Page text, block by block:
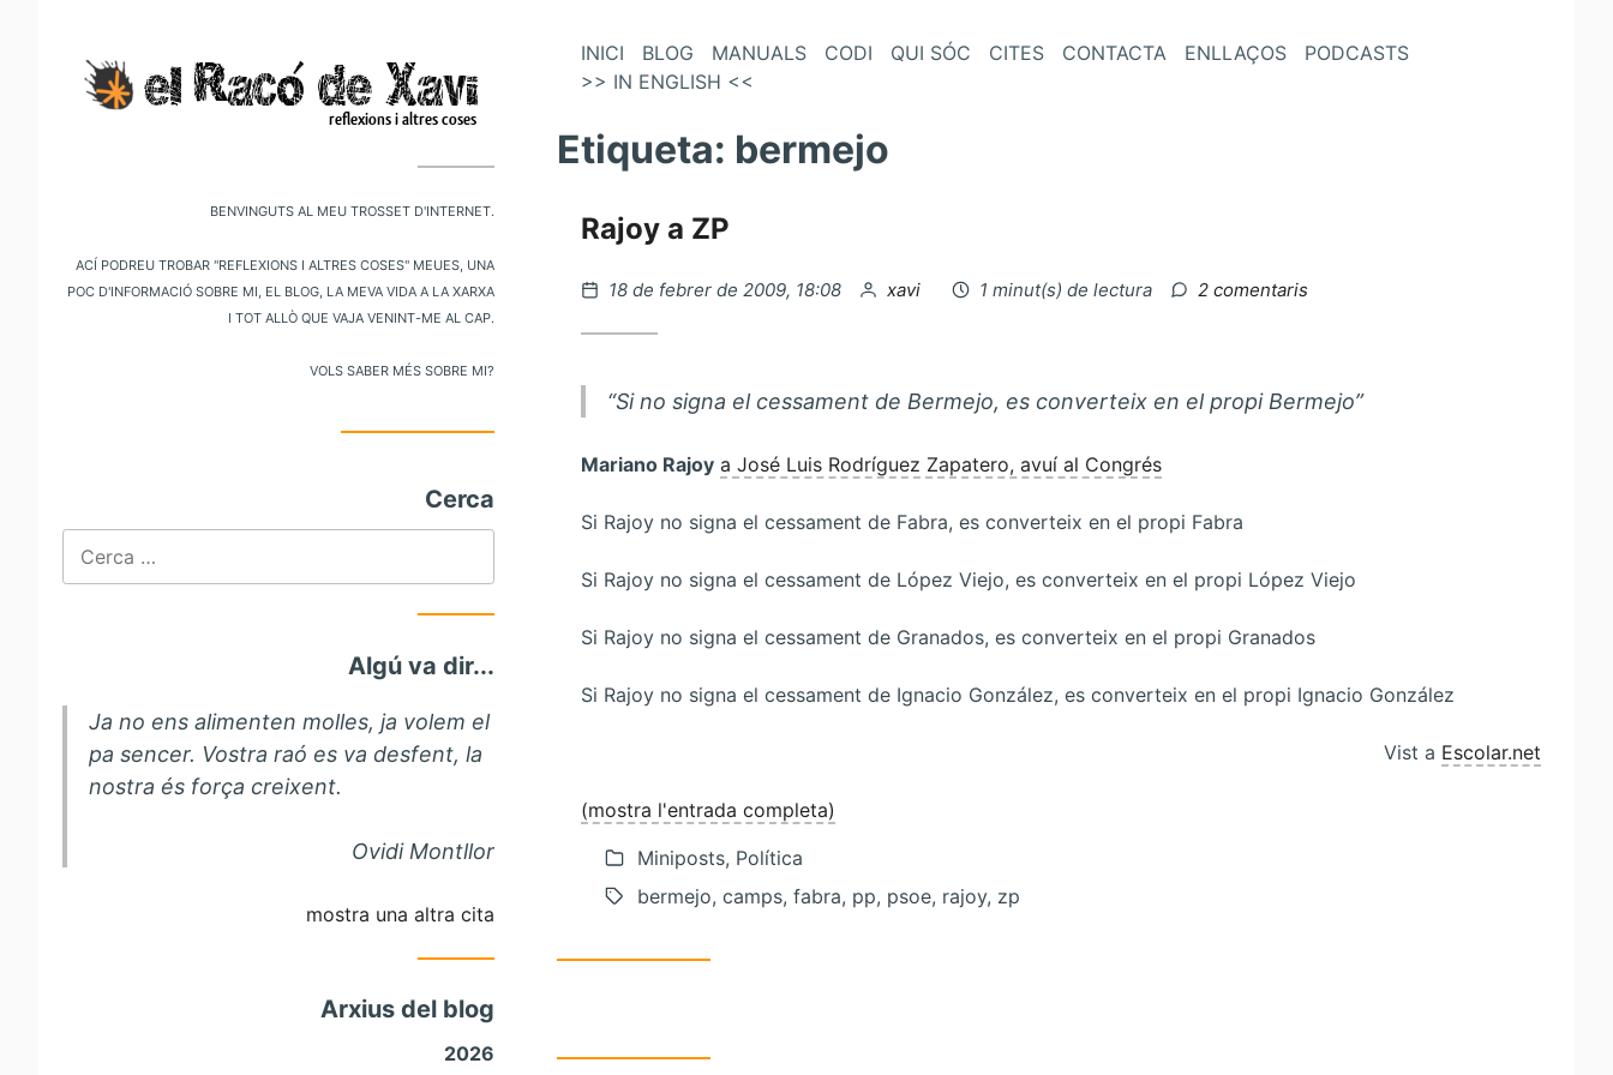
principal
Benvinguts al meu trosset d'internet.
Ací podreu trobar "reflexions i altres coses" meues, una
poc d'informació sobre mi, el blog, la meva vida a la xarxa
i tot allò que vaja venint-me al cap.
Vols saber més sobre mi?
Cerca
Algú va dir...
Ja no ens alimenten molles, ja volem el
pa sencer. Vostra raó es va desfent, la
nostra és força creixent.
Ovidi Montllor
mostra una altra cita
Arxius del blog
2026
VésINICI BLOG MANUALS CODI QUI SÓC CITES CONTACTA ENLLAÇOS
PODCASTS
>> IN ENGLISH <<
Etiqueta: bermejo
Rajoy a ZP
Publicat
18 de febrer de 2009, 18:08 per
xavi 1 minut(s) de lectura 2 comentaris
“Si no signa el cessament de Bermejo, es converteix en el propi Bermejo”
Mariano Rajoy a José Luis Rodríguez Zapatero, avuí al Congrés
Si Rajoy no signa el cessament de Fabra, es converteix en el propi Fabra
Si Rajoy no signa el cessament de López Viejo, es converteix en el propi López Viejo
Si Rajoy no signa el cessament de Granados, es converteix en el propi Granados
Si Rajoy no signa el cessament de Ignacio González, es converteix en el propi Ignacio González
Vist a Escolar.net
(mostra l'entrada completa)
Miniposts, Política
bermejo, camps, fabra, pp, psoe, rajoy, zp